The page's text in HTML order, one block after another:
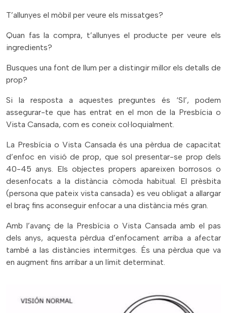
T’allunyes el mòbil per veure els missatges?
Quan fas la compra, t’allunyes el producte per veure els
ingredients?
Busques una font de llum per a distingir millor els detalls de
prop?
Si la resposta a aquestes preguntes és ‘SI’, podem
assegurar-te que has entrat en el mon de la Presbícia o
Vista Cansada, com es coneix col·loquialment.
La Presbícia o Vista Cansada és una pèrdua de capacitat
d’enfoc en visió de prop, que sol presentar-se prop dels
40-45 anys. Els objectes propers apareixen borrosos o
desenfocats a la distància còmoda habitual. El prèsbita
(persona que pateix vista cansada) es veu obligat a allargar
el braç fins aconseguir enfocar a una distància més gran.
Amb l’avanç de la Presbícia o Vista Cansada amb el pas
dels anys, aquesta pèrdua d’enfocament arriba a afectar
també a las distàncies intermitges. És una pèrdua que va
en augment fins arribar a un límit determinat.